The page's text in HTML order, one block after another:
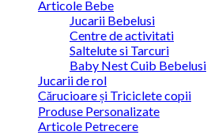
Articole Bebe
Jucarii Bebelusi
Centre de activitati
Saltelute si Tarcuri
Baby Nest Cuib Bebelusi
Jucarii de rol
Cărucioare și Triciclete copii
Produse Personalizate
Articole Petrecere